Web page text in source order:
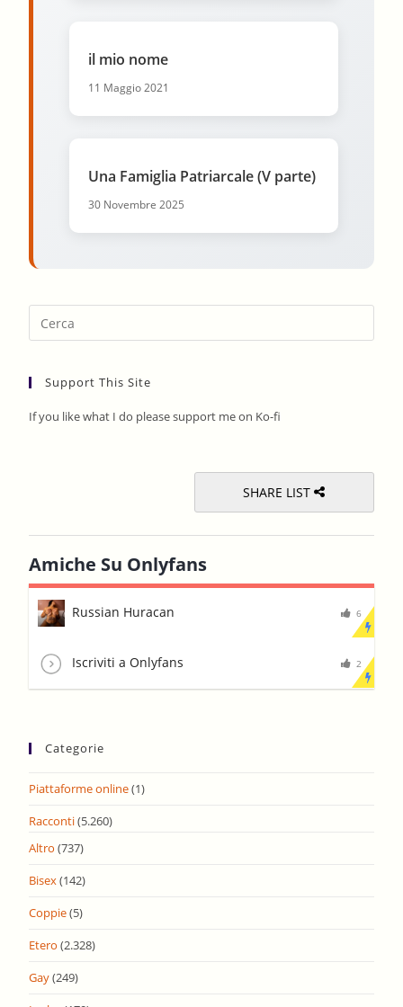
il mio nome
11 Maggio 2021
Una Famiglia Patriarcale (V parte)
30 Novembre 2025
Support This Site
If you like what I do please support me on Ko-fi
SHARE LIST
Amiche Su Onlyfans
Russian Huracan 6
Iscriviti a Onlyfans 2
Categorie
Piattaforme online(1)
Racconti(5.260)
Altro (737)
Bisex(142)
Coppie(5)
Etero (2.328)
Gay(249)